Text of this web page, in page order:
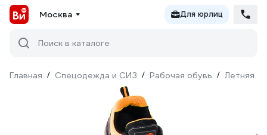
Москва Для юрлиц
Поиск в каталоге
Главная / Спецодежда и СИЗ / Рабочая обувь / Летняя